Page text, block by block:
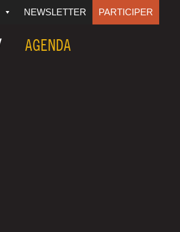
NEWSLETTER PARTICIPER
AGENDA